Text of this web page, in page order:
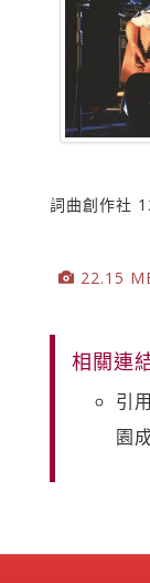
詞曲創作社
22.15
相關連
引
園